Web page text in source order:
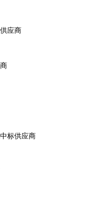
应商
标供应商